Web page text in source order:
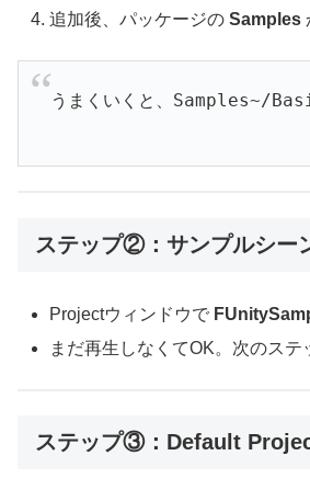
追加後、パッケージのSamples
うまくいくと、 Samples~/
ステップ②：サンプルシー
Projectウィンドウで
まだ再生しなくてOK。次のス
ステップ③：Default